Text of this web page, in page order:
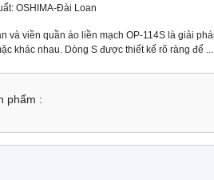
OSHIMA-Đài Loan
và viền quần áo liền mạch OP-114S là giải
khác nhau. Dòng S được thiết kế rõ ràng để ...
phẩm :